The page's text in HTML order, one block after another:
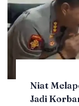
Niat
Jadi